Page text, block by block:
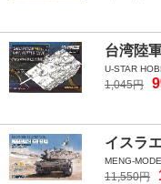
台湾陸
U-STAR
1,045円
イスラ
MENG-
11,550円